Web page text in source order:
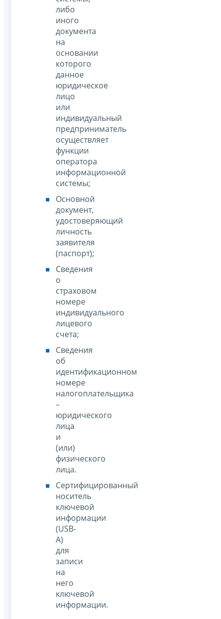
либо
иного
документа
на
основании
которого
данное
юридическое
лицо
или
индивидуальный
предприниматель
осуществляет
функции
оператора
информационной
системы;
Основной
документ,
удостоверяющий
личность
заявителя
(паспорт);
Сведения
о
страховом
номере
индивидуального
лицевого
счета;
Сведения
об
идентификационном
номере
налогоплательщика
–
юридического
лица
и
(или)
физического
лица.
Сертифицированный
носитель
ключевой
информации
(USB-
А)
для
записи
на
него
ключевой
информации.